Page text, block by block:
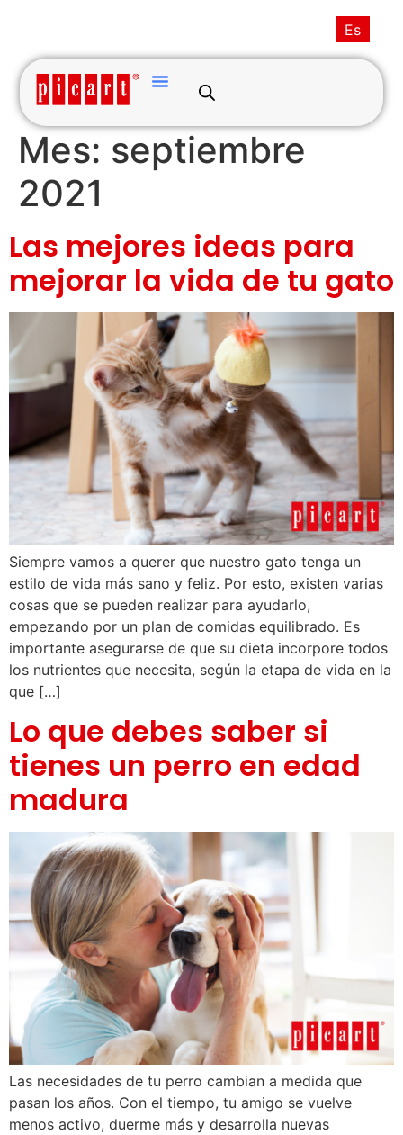
Es
Mes: septiembre
2021
Las mejores ideas para
mejorar la vida de tu gato
Siempre vamos a querer que nuestro gato tenga un
estilo de vida más sano y feliz. Por esto, existen varias
cosas que se pueden realizar para ayudarlo,
empezando por un plan de comidas equilibrado. Es
importante asegurarse de que su dieta incorpore todos
los nutrientes que necesita, según la etapa de vida en la
que […]
Lo que debes saber si
tienes un perro en edad
madura
Las necesidades de tu perro cambian a medida que
pasan los años. Con el tiempo, tu amigo se vuelve
menos activo, duerme más y desarrolla nuevas